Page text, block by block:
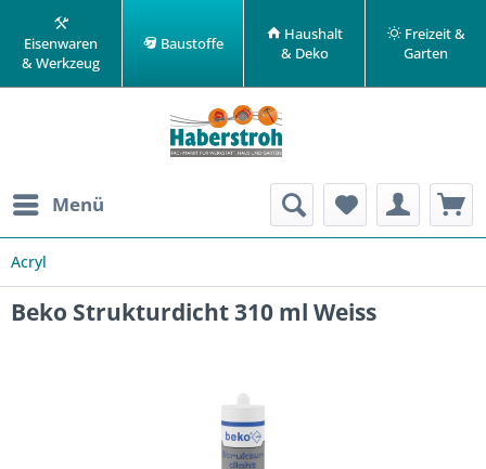
Eisenwaren
& Werkzeug
Baustoffe
Haushalt
& Deko
Freizeit &
Garten
Menü
Acryl
Beko Strukturdicht 310 ml Weiss